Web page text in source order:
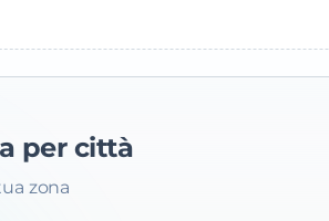
per città
zona